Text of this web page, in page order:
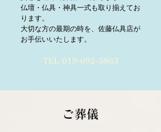
仏壇・仏具・神具一式も取り揃えてお
ります。
​大切な方の最期の時を、佐藤仏具店が
お手伝いいたします。
TEL 019-692-3863
ご葬儀